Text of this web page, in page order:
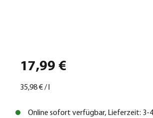
17,99 €
35,98 €/l
Online sofort verfügbar, Lieferzeit: 3-